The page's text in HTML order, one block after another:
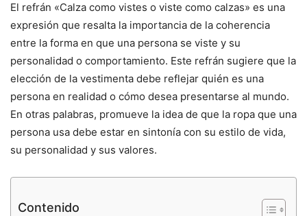
El refrán «Calza como vistes o viste como calzas» es una
expresión que resalta la importancia de la coherencia
entre la forma en que una persona se viste y su
personalidad o comportamiento. Este refrán sugiere que la
elección de la vestimenta debe reflejar quién es una
persona en realidad o cómo desea presentarse al mundo.
En otras palabras, promueve la idea de que la ropa que una
persona usa debe estar en sintonía con su estilo de vida,
su personalidad y sus valores.
Contenido